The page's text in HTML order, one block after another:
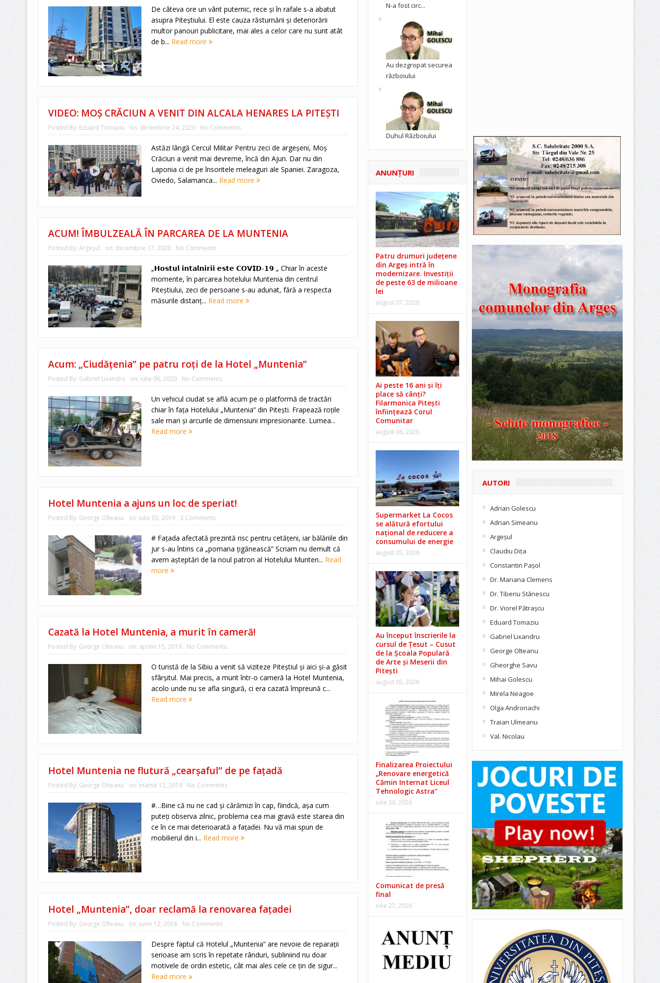
De câteva ore un vânt puternic, rece și în rafale s-a abatut
asupra Piteștiului. El este cauza răsturnării și deteriorării
multor panouri publicitare, mai ales a celor care nu sunt atât
de b... Read more
VIDEO: MOȘ CRĂCIUN A VENIT DIN ALCALA HENARES LA PITEȘTI
Posted By: Eduard Tomaziu on: decembrie 24, 2020 No Comments
Astăzi lângă Cercul Militar Pentru zeci de argeșeni, Moș
Crăciun a venit mai devreme, încă din Ajun. Dar nu din
Laponia ci de pe însoritele meleaguri ale Spaniei. Zaragoza,
Oviedo, Salamanca... Read more
ACUM! ÎMBULZEALĂ ÎN PARCAREA DE LA MUNTENIA
Posted By: Argeşul on: decembrie 17, 2020 No Comments
„𝗛𝗼𝘀𝘁𝘂𝗹 𝗶𝗻𝘁𝗮𝗹𝗻𝗶𝗿𝗶𝗶 𝗲𝘀𝘁𝗲 𝗖𝗢𝗩𝗜𝗗-𝟭𝟵 „ Chiar în aceste
momente, în parcarea hotelului Muntenia din centrul
Piteștiului, zeci de persoane s-au adunat, fără a respecta
măsurile distanț... Read more
Acum: „Ciudățenia” pe patru roți de la Hotel „Muntenia”
Posted By: Gabriel Lixandru on: iulie 06, 2020 No Comments
Un vehicul ciudat se află acum pe o platformă de tractări
chiar în fața Hotelului „Muntenia” din Pitești. Frapează roțile
sale mari și arcurile de dimensiuni impresionante. Lumea...
Read more
Hotel Muntenia a ajuns un loc de speriat!
Posted By: George Olteanu on: iulie 03, 2019 3 Comments
# Faţada afectată prezintă risc pentru cetăţeni, iar bălăriile din
jur s-au întins ca „pomana ţigănească” Scriam nu demult că
avem aşteptări de la noul patron al Hotelului Munten... Read
more
Cazată la Hotel Muntenia, a murit în cameră!
Posted By: George Olteanu on: aprilie 15, 2019 No Comments
O turistă de la Sibiu a venit să viziteze Piteştiul şi aici şi-a găsit
sfârşitul. Mai precis, a murit într-o cameră la Hotel Muntenia,
acolo unde nu se afla singură, ci era cazată împreună c...
Read more
Hotel Muntenia ne flutură „cearşaful” de pe faţadă
Posted By: George Olteanu on: martie 12, 2019 No Comments
#…Bine că nu ne cad şi cărămizi în cap, fiindcă, aşa cum
puteţi observa zilnic, problema cea mai gravă este starea din
ce în ce mai deterioarată a faţadei. Nu vă mai spun de
mobilierul din i... Read more
Hotel „Muntenia”, doar reclamă la renovarea faţadei
Posted By: George Olteanu on: iunie 12, 2018 No Comments
Despre faptul că Hotelul „Muntenia” are nevoie de reparaţii
serioase am scris în repetate rânduri, subliniind nu doar
motivele de ordin estetic, cât mai ales cele ce ţin de sigur...
Read more
N-a fost circ...
Au dezgropat securea
războiului
Duhul Războiului
ANUNŢURI
Patru drumuri județene
din Argeș intră în
modernizare. Investiții
de peste 63 de milioane
lei
august 07, 2026
Ai peste 16 ani și îți
place să cânți?
Filarmonica Pitești
înființează Corul
Comunitar
august 06, 2026
Supermarket La Cocos
se alătură efortului
național de reducere a
consumului de energie
august 05, 2026
Au început înscrierile la
cursul de Țesut – Cusut
de la Școala Populară
de Arte și Meserii din
Pitești
august 05, 2026
Finalizarea Proiectului
„Renovare energetică
Cămin Internat Liceul
Tehnologic Astra”
iulie 30, 2026
Comunicat de presă
final
iulie 27, 2026
AUTORI
Adrian Golescu
Adrian Simeanu
Argeşul
Claudiu Diţa
Constantin Pașol
Dr. Mariana Clemens
Dr. Tiberiu Stănescu
Dr. Viorel Pătraşcu
Eduard Tomaziu
Gabriel Lixandru
George Olteanu
Gheorghe Savu
Mihai Golescu
Mirela Neagoe
Olga Andronachi
Traian Ulmeanu
Val. Nicolau